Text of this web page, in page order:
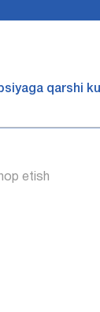
qarshi
etish